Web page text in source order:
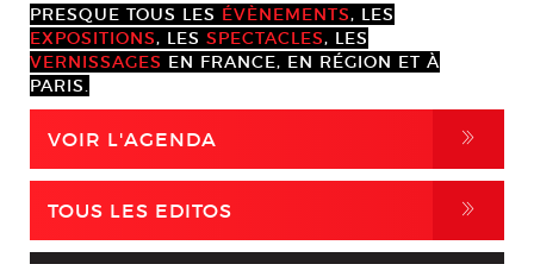
PRESQUE TOUS LES ÉVÈNEMENTS, LES
EXPOSITIONS, LES SPECTACLES, LES
VERNISSAGES EN FRANCE, EN RÉGION ET À
PARIS.
VOIR L'AGENDA ,
TOUS LES EDITOS ,